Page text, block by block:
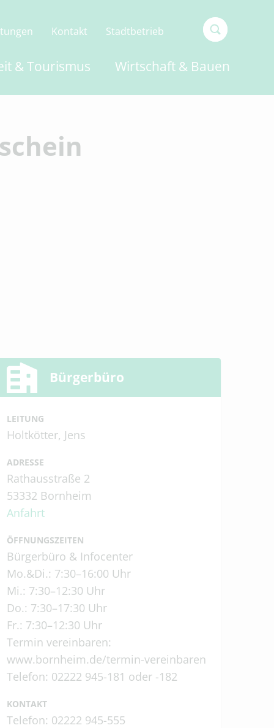
& Tourismus Wirtschaft & Bauen
Kontakt
Stadtbetrieb
more
for
Bürgerbüro
LEITUNG
Holtkötter, Jens
ADRESSE
Rathausstraße 2
53332 Bornheim
Anfahrt
ÖFFNUNGSZEITEN
Bürgerbüro & Infocenter
Mo.&Di.: 7:30–16:00 Uhr
Mi.: 7:30–12:30 Uhr
Do.: 7:30–17:30 Uhr
Fr.: 7:30–12:30 Uhr
Termin vereinbaren:
www.bornheim.de/termin-vereinbaren
Telefon: 02222 945-181 oder -182
KONTAKT
Telefon: 02222 945-555